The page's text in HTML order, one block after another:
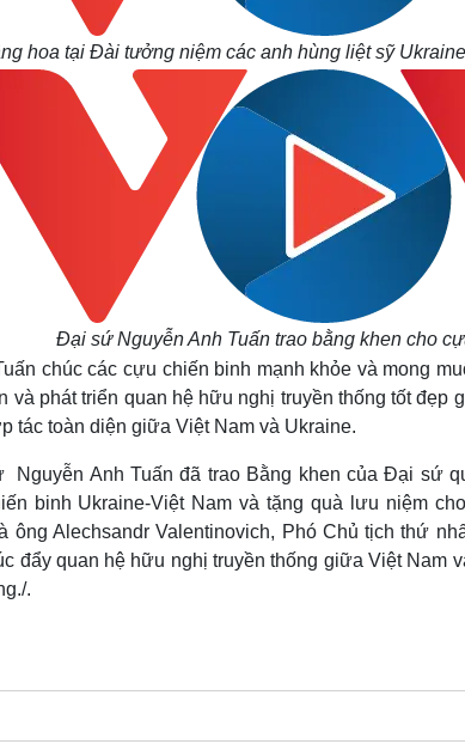
hoa tại Đài tưởng niệm các anh hùng liệt sỹ
Đại sứ Nguyễn Anh Tuấn trao bằng khen cho
chúc các cựu chiến binh mạnh khỏe và mong
và phát triển quan hệ hữu nghị truyền thống tốt
tác toàn diện giữa Việt Nam và Ukraine.
Nguyễn Anh Tuấn đã trao Bằng khen của Đại sứ
binh Ukraine-Việt Nam và tặng quà lưu niệm
ông Alechsandr Valentinovich, Phó Chủ tịch thứ
đẩy quan hệ hữu nghị truyền thống giữa Việt Nam
.